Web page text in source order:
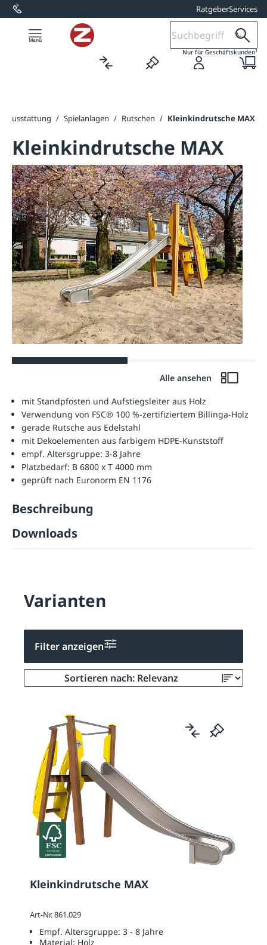
springen RatgeberServices
Nur für Geschäftskunden1
/ Spielanlagen / Rutschen / Kleinkindrutsche MAX
Kleinkindrutsche MAX
Alle ansehen
mit Standpfosten und Aufstiegsleiter aus Holz
Verwendung von FSC® 100 %-zertifiziertem Billinga-Holz
gerade Rutsche aus Edelstahl
mit Dekoelementen aus farbigem HDPE-Kunststoff
empf. Altersgruppe: 3-8 Jahre
Platzbedarf: B 6800 x T 4000 mm
geprüft nach Euronorm EN 1176
Beschreibung
Downloads
Varianten
Filter anzeigen
Kleinkindrutsche MAX
Art-Nr. 861.029
Empf. Altersgruppe: 3 - 8 Jahre
Material: Holz